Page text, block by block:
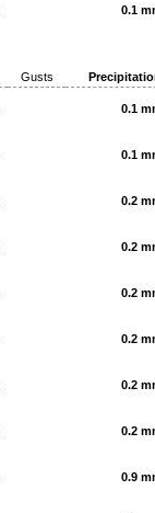
0.1
Gusts
0.1
0.1
0.2
0.2
0.2
0.2
0.2
0.2
0.9